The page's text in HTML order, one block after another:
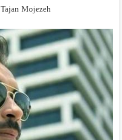
Mojezeh